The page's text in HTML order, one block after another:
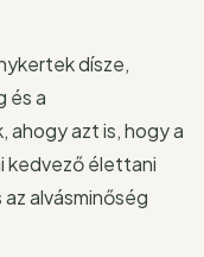
dísze,
és a
ahogy azt is, hogy a
kedvező élettani
alvásminőség